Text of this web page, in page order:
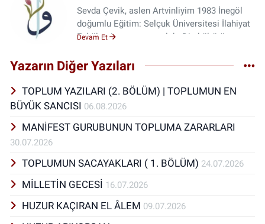
Sevda Çevik, aslen Artvinliyim 1983 İnegöl
doğumlu Eğitim: Selçuk Üniversitesi İlahiyat
Fakültesi mezunu meslek: Din kültürü ve
etmek, okumak, ney üflemek gibi hobilerim
Devam Et
Yazarın Diğer Yazıları
TOPLUM YAZILARI (2. BÖLÜM) | TOPLUMUN EN
BÜYÜK SANCISI 06.08.2026
MANİFEST GURUBUNUN TOPLUMA ZARARLARI
30.07.2026
TOPLUMUN SACAYAKLARI ( 1. BÖLÜM) 24.07.2026
MİLLETİN GECESİ 16.07.2026
HUZUR KAÇIRAN EL ÂLEM 09.07.2026